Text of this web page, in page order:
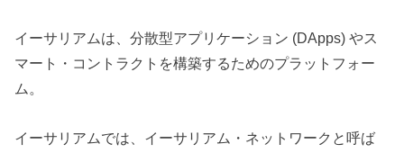
イーサリアムは、分散型アプリケーション (DApps) やス
マート・コントラクトを構築するためのプラットフォー
ム。
イーサリアムでは、イーサリアム・ネットワークと呼ば